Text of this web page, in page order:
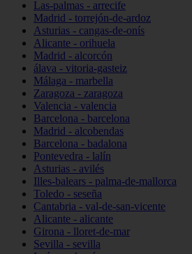
Las-palmas - arrecife
Madrid - torrejón-de-ardoz
Asturias - cangas-de-onís
Alicante - orihuela
Madrid - alcorcón
álava - vitoria-gasteiz
Málaga - marbella
Zaragoza - zaragoza
Valencia - valencia
Barcelona - barcelona
Madrid - alcobendas
Barcelona - badalona
Pontevedra - lalín
Asturias - avilés
Illes-balears - palma-de-mallorca
Toledo - seseña
Cantabria - val-de-san-vicente
Alicante - alicante
Girona - lloret-de-mar
Sevilla - sevilla